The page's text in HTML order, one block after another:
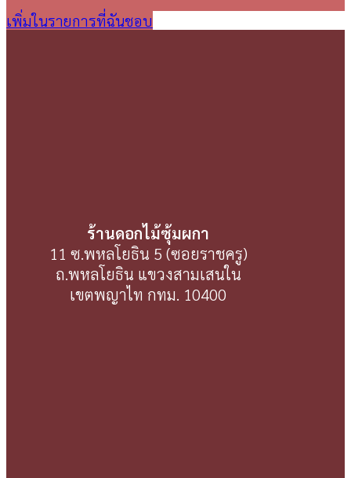
เพิ่มในรายการที่ฉันชอบ
ร้านดอกไม้ซุ้มผกา
11 ซ.พหลโยธิน 5 (ซอยราชครู)
ถ.พหลโยธิน แขวงสามเสนใน
เขตพญาไท กทม. 10400